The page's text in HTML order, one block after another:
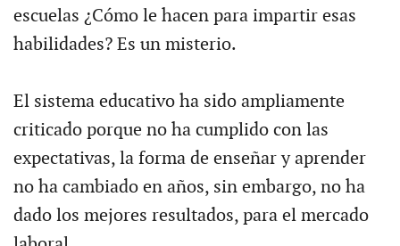
escuelas ¿Cómo le hacen para impartir esas
habilidades? Es un misterio.
El sistema educativo ha sido ampliamente
criticado porque no ha cumplido con las
expectativas, la forma de enseñar y aprender
no ha cambiado en años, sin embargo, no ha
dado los mejores resultados, para el mercado